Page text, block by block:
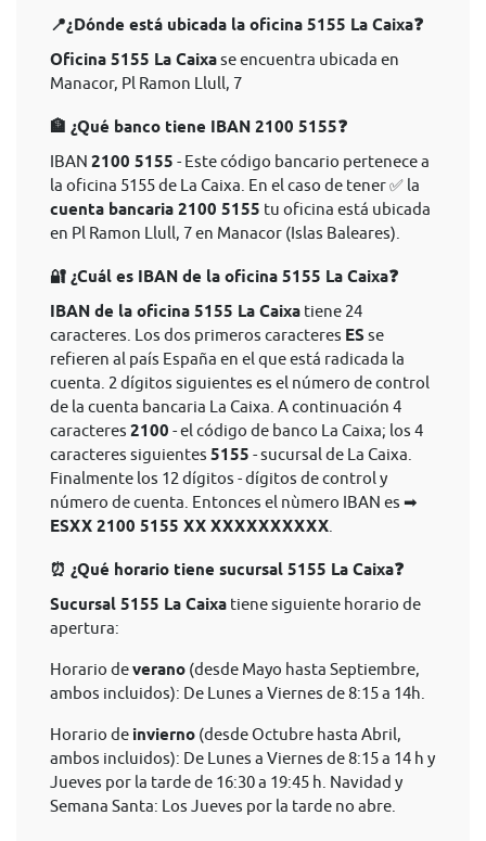
📍¿Dónde está ubicada la oficina 5155 La Caixa❓
Oficina 5155 La Caixase encuentra ubicada en
Manacor, Pl Ramon Llull, 7
🏦 ¿Qué banco tiene IBAN 2100 5155❓
IBAN 2100 5155 - Este código bancario pertenece a
la oficina 5155 de La Caixa. En el caso de tener ✅ la
cuenta bancaria 2100 5155 tu oficina está ubicada
en Pl Ramon Llull, 7 en Manacor (Islas Baleares).
🔐 ¿Cuál es IBAN de la oficina 5155 La Caixa❓
IBAN de la oficina 5155 La Caixa tiene 24
caracteres. Los dos primeros caracteres ES se
refieren al país España en el que está radicada la
cuenta. 2 dígitos siguientes es el número de control
de la cuenta bancaria La Caixa. A continuación 4
caracteres 2100 - el código de banco La Caixa; los 4
caracteres siguientes 5155 - sucursal de La Caixa.
Finalmente los 12 dígitos - dígitos de control y
número de cuenta. Entonces el nùmero IBAN es ➡
ESXX 2100 5155 XX XXXXXXXXXX
⏰ ¿Qué horario tiene sucursal 5155 La Caixa❓
Sucursal 5155 La Caixa tiene siguiente horario de
apertura:
Horario deverano (desde Mayo hasta Septiembre,
ambos incluidos): De Lunes a Viernes de 8:15 a 14h.
Horario de invierno (desde Octubre hasta Abril,
ambos incluidos): De Lunes a Viernes de 8:15 a 14 h y
Jueves por la tarde de 16:30 a 19:45 h. Navidad y
Semana Santa: Los Jueves por la tarde no abre.